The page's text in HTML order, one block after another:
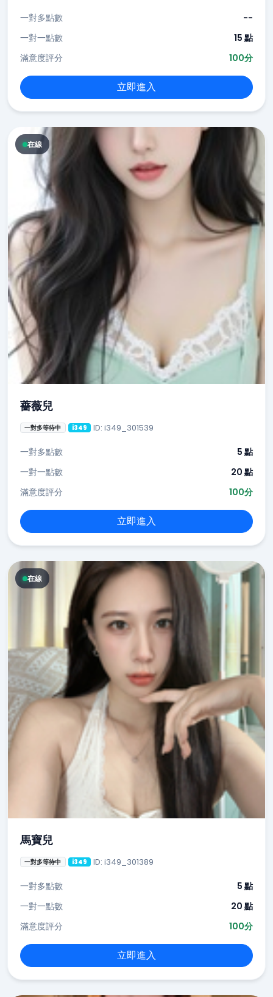
一對多點數
--
一對一點數
15 點
滿意度評分
100分
立即進入
在線
薔薇兒
一對多等待中 i349 ID: i349_301539
一對多點數
5 點
一對一點數
20 點
滿意度評分
100分
立即進入
在線
馬寶兒
一對多等待中 i349 ID: i349_301389
一對多點數
5 點
一對一點數
20 點
滿意度評分
100分
立即進入